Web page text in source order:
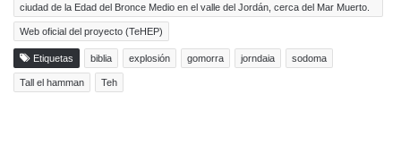
ciudad de la Edad del Bronce Medio en el valle del Jordán, cerca del Mar Muerto.
Web oficial del proyecto (TeHEP)
Etiquetas biblia explosión gomorra jorndaia sodoma
Tall el hamman Teh